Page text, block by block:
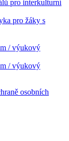
pro interkulturní
pro žáky s
/ výukový
/ výukový
osobních